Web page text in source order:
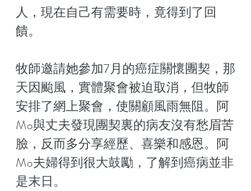
人，現在自己有需要時，竟得到了回
饋。
牧師邀請她參加7月的癌症關懷團契，那
天因颱風，實體聚會被迫取消，但牧師
安排了網上聚會，使關顧風雨無阻。阿
Mo與丈夫發現團契裏的病友沒有愁眉苦
臉，反而多分享經歷、喜樂和感恩。阿
Mo夫婦得到很大鼓勵，了解到癌病並非
是末日。